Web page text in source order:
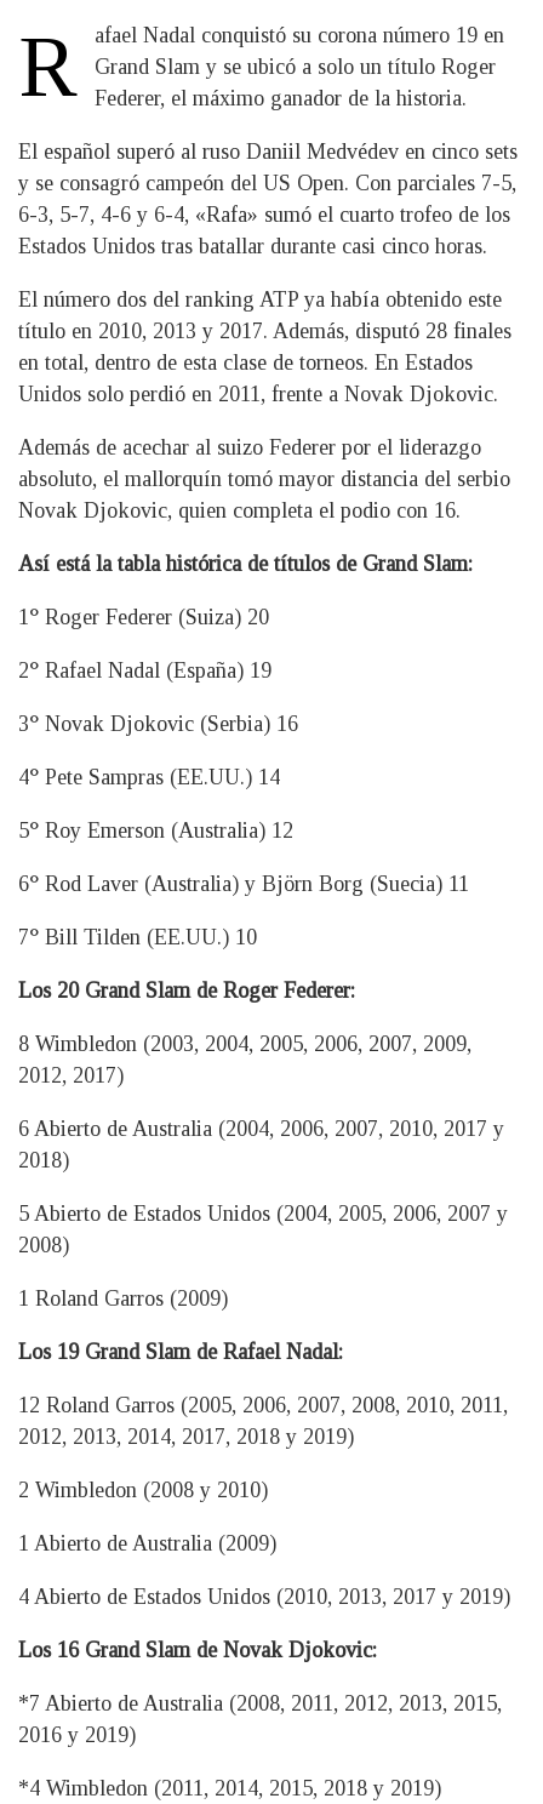
R
afael Nadal conquistó su corona número 19 en
Grand Slam y se ubicó a solo un título Roger
Federer, el máximo ganador de la historia.
El español superó al ruso Daniil Medvédev en cinco sets
y se consagró campeón del US Open. Con parciales 7-5,
6-3, 5-7, 4-6 y 6-4, «Rafa» sumó el cuarto trofeo de los
Estados Unidos tras batallar durante casi cinco horas.
El número dos del ranking ATP ya había obtenido este
título en 2010, 2013 y 2017. Además, disputó 28 finales
en total, dentro de esta clase de torneos. En Estados
Unidos solo perdió en 2011, frente a Novak Djokovic.
Además de acechar al suizo Federer por el liderazgo
absoluto, el mallorquín tomó mayor distancia del serbio
Novak Djokovic, quien completa el podio con 16.
Así está la tabla histórica de títulos de Grand Slam:
1° Roger Federer (Suiza) 20
2° Rafael Nadal (España) 19
3° Novak Djokovic (Serbia) 16
4° Pete Sampras (EE.UU.) 14
5° Roy Emerson (Australia) 12
6° Rod Laver (Australia) y Björn Borg (Suecia) 11
7° Bill Tilden (EE.UU.) 10
Los 20 Grand Slam de Roger Federer:
8 Wimbledon (2003, 2004, 2005, 2006, 2007, 2009,
2012, 2017)
6 Abierto de Australia (2004, 2006, 2007, 2010, 2017 y
2018)
5 Abierto de Estados Unidos (2004, 2005, 2006, 2007 y
2008)
1 Roland Garros (2009)
Los 19 Grand Slam de Rafael Nadal:
12 Roland Garros (2005, 2006, 2007, 2008, 2010, 2011,
2012, 2013, 2014, 2017, 2018 y 2019)
2 Wimbledon (2008 y 2010)
1 Abierto de Australia (2009)
4 Abierto de Estados Unidos (2010, 2013, 2017 y 2019)
Los 16 Grand Slam de Novak Djokovic:
*7 Abierto de Australia (2008, 2011, 2012, 2013, 2015,
2016 y 2019)
*4 Wimbledon (2011, 2014, 2015, 2018 y 2019)